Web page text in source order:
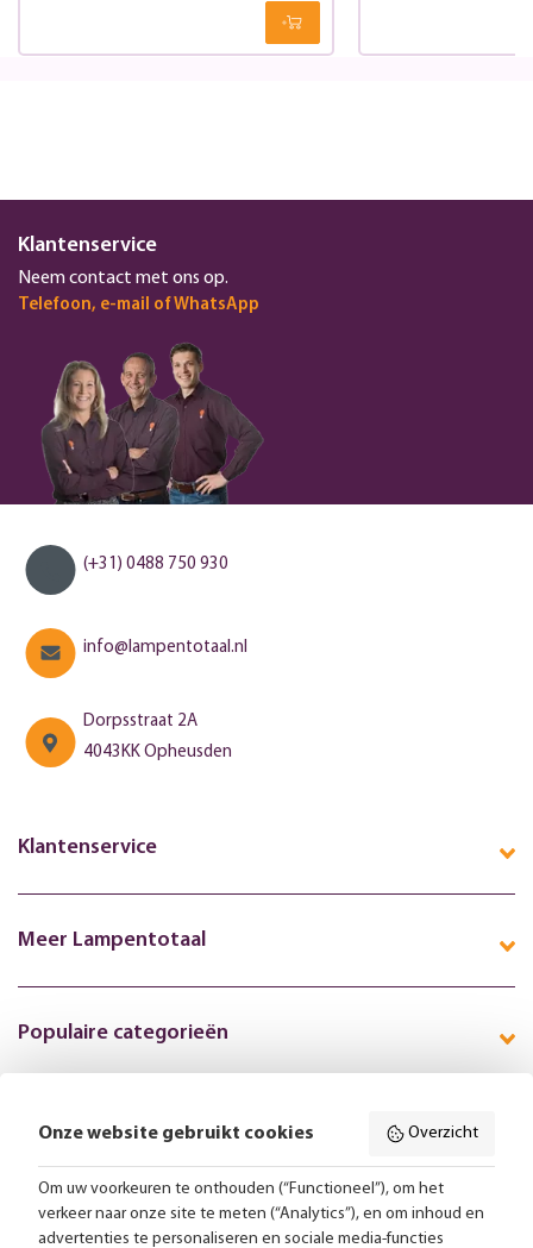
Klantenservice
Neem contact met ons op.
Telefoon, e-mail of WhatsApp
(+31) 0488 750 930
info@lampentotaal.nl
Dorpsstraat 2A
4043KK Opheusden
Klantenservice
Meer Lampentotaal
Populaire categorieën
Volg ons online:
Gratis bezorging vanaf 99,-
Onze website gebruikt cookies Overzicht
Om uw voorkeuren te onthouden (“Functioneel”), om het
verkeer naar onze site te meten (“Analytics”), en om inhoud en
advertenties te personaliseren en sociale media-functies